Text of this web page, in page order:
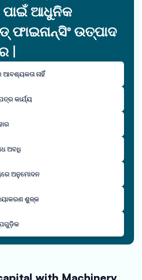
ଆଧୁନିକ
ଫାଇନାନ୍ସିଂ ଉତ୍ପାଦ
|
ନାହିଁ
କାର୍ଯ୍ୟ
ଅବଧି
ଅନୁମୋଦନ
ଶୁଳ୍କ
with Machinery